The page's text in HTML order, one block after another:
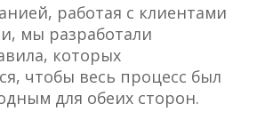
работая с клиентами
мы разработали
которых
чтобы весь процесс был
для обеих сторон.